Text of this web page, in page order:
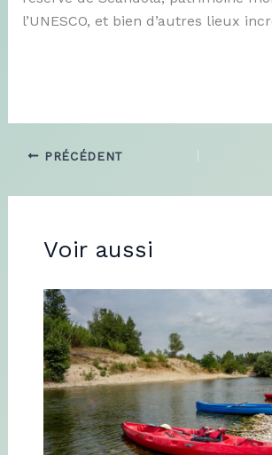
l’UNESCO, et bien d’autres lieux
PRÉCÉDENT
Voir aussi